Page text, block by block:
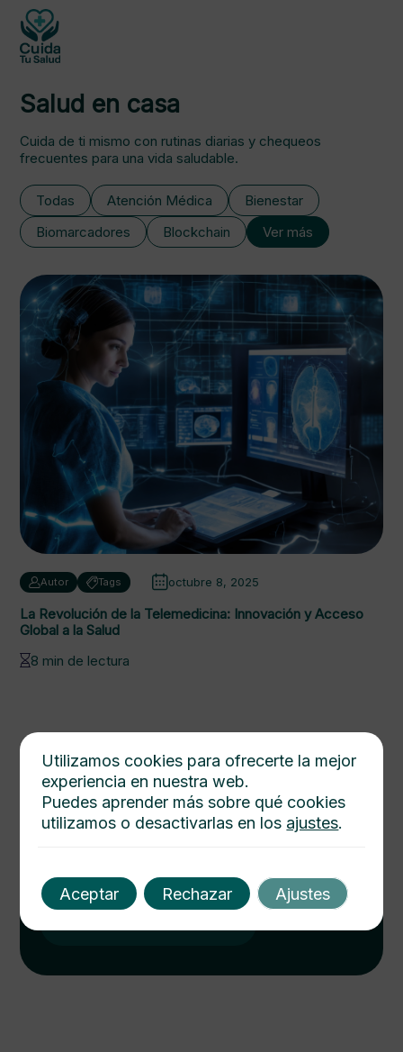
Salud en casa
Cuida de ti mismo con rutinas diarias y chequeos
frecuentes para una vida saludable.
Todas Atención Médica
Bienestar
Biomarcadores
Blockchain Ver más
Autor Tags octubre 8, 2025
La Revolución de la Telemedicina: Innovación y Acceso
Global a la Salud
8 min de lectura
Cuida tu salud hoy
consejos médicos. Salud integral al alcance de un
click. Consulta y protege a tu familia.
Utilizamos cookies para ofrecerte la mejor
experiencia en nuestra web.
Puedes aprender más sobre qué cookies
utilizamos o desactivarlas en los ajustes.
Aceptar Rechazar Ajustes